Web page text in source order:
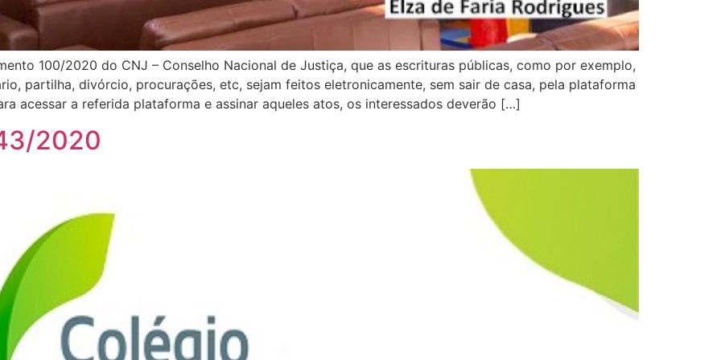
100/2020 do CNJ – Conselho Nacional de Justiça, que as escrituras públicas, como por exemplo,
partilha, divórcio, procurações, etc, sejam feitos eletronicamente, sem sair de casa, pela plataforma
acessar a referida plataforma e assinar aqueles atos, os interessados deverão […]
2020